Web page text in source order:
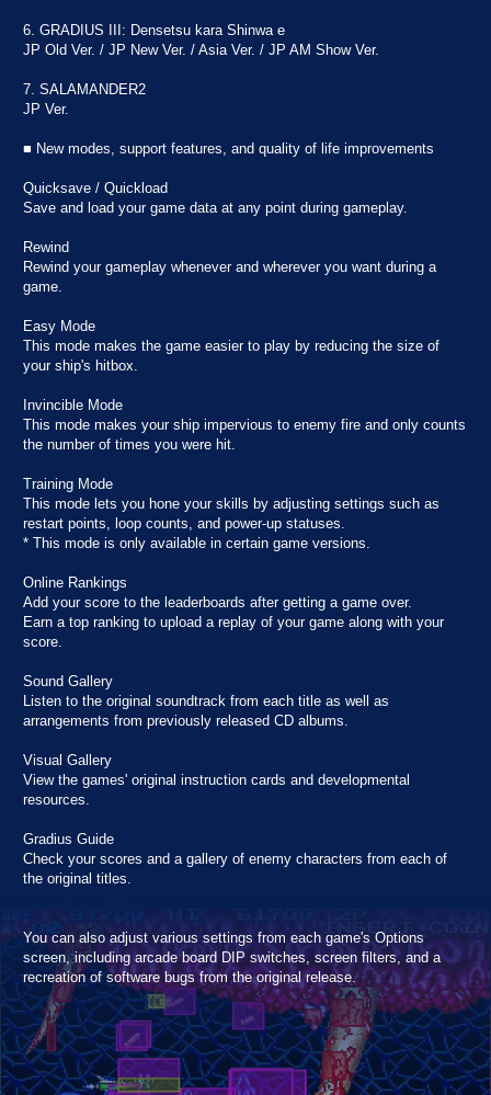
6. GRADIUS III: Densetsu kara Shinwa e
JP Old Ver. / JP New Ver. / Asia Ver. / JP AM Show Ver.
7. SALAMANDER2
JP Ver.
■ New modes, support features, and quality of life improvements
Quicksave / Quickload
Save and load your game data at any point during gameplay.
Rewind
Rewind your gameplay whenever and wherever you want during a
game.
Easy Mode
This mode makes the game easier to play by reducing the size of
your ship's hitbox.
Invincible Mode
This mode makes your ship impervious to enemy fire and only counts
the number of times you were hit.
Training Mode
This mode lets you hone your skills by adjusting settings such as
restart points, loop counts, and power-up statuses.
* This mode is only available in certain game versions.
Online Rankings
Add your score to the leaderboards after getting a game over.
Earn a top ranking to upload a replay of your game along with your
score.
Sound Gallery
Listen to the original soundtrack from each title as well as
arrangements from previously released CD albums.
Visual Gallery
View the games' original instruction cards and developmental
resources.
Gradius Guide
Check your scores and a gallery of enemy characters from each of
the original titles.
You can also adjust various settings from each game's Options
screen, including arcade board DIP switches, screen filters, and a
recreation of software bugs from the original release.